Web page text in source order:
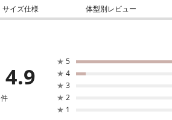
サイズ仕様 体型別レビュー
4.9
件
★ 5
★ 4
★ 3
★ 2
★ 1